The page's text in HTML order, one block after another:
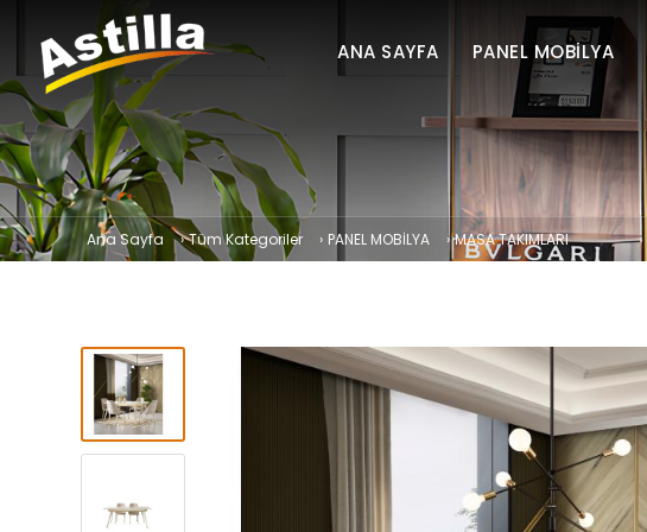
ANA SAYFA PANEL MOBİLYA
Ana Sayfa › Tüm Kategoriler › PANEL MOBİLYA › MASA TAKIMLARI